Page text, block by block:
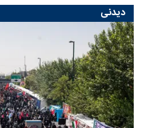
دیدنی